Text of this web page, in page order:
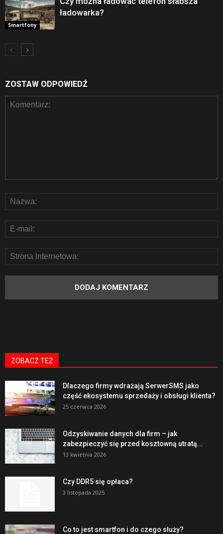
Smartfony
ładowarka?
ZOSTAW ODPOWIEDŹ
ZOBACZ TEŻ
Dlaczego firmy wdrażają SerwerSMS jako
część ekosystemu sprzedaży i obsługi klienta?
25 czerwca 2026
Odzyskiwanie danych dla firm – jak
zabezpieczyć się przed kosztowną utratą...
13 kwietnia 2026
Czy DDR5 się opłaca?
3 listopada 2025
Co to jest smartfon i do czego służy?